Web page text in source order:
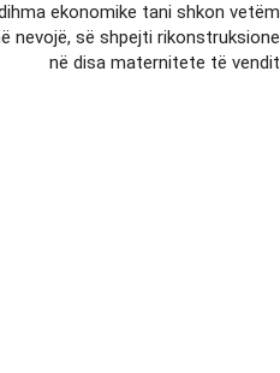
ekonomike tani shkon vetëm
nevojë, së shpejti rikonstruksione
në disa maternitete të vendit